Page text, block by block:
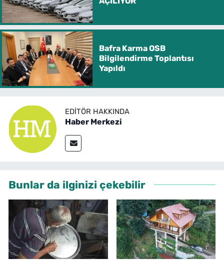
Bafra Karma OSB
Bilgilendirme Toplantısı
Yapıldı
EDITÖR HAKKINDA
Haber Merkezi
Bunlar da ilginizi çekebilir